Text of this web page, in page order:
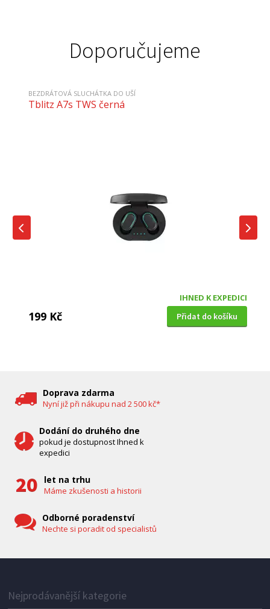
Doporučujeme
BEZDRÁTOVÁ SLUCHÁTKA DO UŠÍ
Tblitz A7s TWS černá
IHNED K EXPEDICI
199 Kč Přidat do košíku
Doprava zdarma
Nyní již při nákupu nad 2 500 kč*
Dodání do druhého dne
pokud je dostupnost Ihned k
expedici
let na trhu
Máme zkušenosti a historii
Odborné poradenství
Nechte si poradit od specialistů
Nejprodávanější kategorie